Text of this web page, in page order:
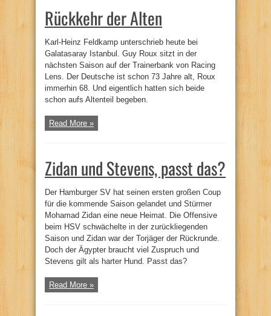
Rückkehr der Alten
Karl-Heinz Feldkamp unterschrieb heute bei
Galatasaray Istanbul. Guy Roux sitzt in der
nächsten Saison auf der Trainerbank von Racing
Lens. Der Deutsche ist schon 73 Jahre alt, Roux
immerhin 68. Und eigentlich hatten sich beide
schon aufs Altenteil begeben.
Read More »
Zidan und Stevens, passt das?
Der Hamburger SV hat seinen ersten großen Coup
für die kommende Saison gelandet und Stürmer
Mohamad Zidan eine neue Heimat. Die Offensive
beim HSV schwächelte in der zurückliegenden
Saison und Zidan war der Torjäger der Rückrunde.
Doch der Ägypter braucht viel Zuspruch und
Stevens gilt als harter Hund. Passt das?
Read More »